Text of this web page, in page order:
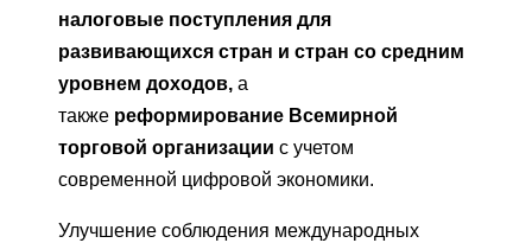
налоговые поступления для
развивающихся стран и стран со средним
уровнем доходов, а
также реформирование Всемирной
торговой организации с учетом
современной цифровой экономики.
Улучшение соблюдения международных